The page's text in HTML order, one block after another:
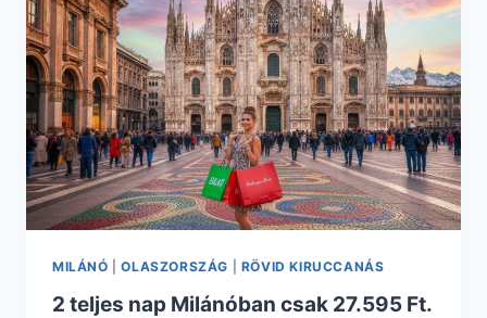
–
MILÁNÓ
REPÜLŐVEL
1
NAP
ALATT
MILÁNÓ |OLASZORSZÁG RÖVID KIRUCCANÁS
2 teljes nap Milánóban csak 27.595 Ft.